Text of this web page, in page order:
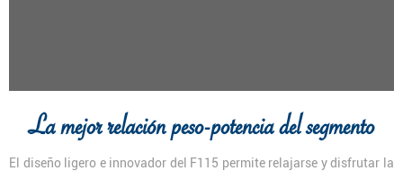
La mejor relación peso-potencia del segmento
El diseño ligero e innovador del F115 permite relajarse y disfrutar la